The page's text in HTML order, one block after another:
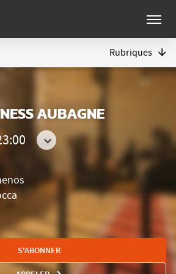
Menu
Rubriques
AUBAGNE
Consulter
les
horaires
S'ABONNER